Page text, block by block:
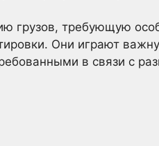
грузов, требующую
Они играют
в связи с